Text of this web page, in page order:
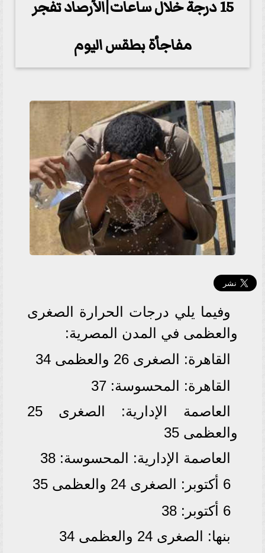
15 درجة خلال ساعات|الأرصاد تفجر
مفاجأة بطقس اليوم
وفيما يلي درجات الحرارة الصغرى
والعظمى في المدن المصرية:
القاهرة: الصغرى 26 والعظمى 34
القاهرة: المحسوسة: 37
العاصمة الإدارية: الصغرى 25
والعظمى 35
العاصمة الإدارية: المحسوسة: 38
6 أكتوبر: الصغرى 24 والعظمى 35
6 أكتوبر: 38
بنها: الصغرى 24 والعظمى 34